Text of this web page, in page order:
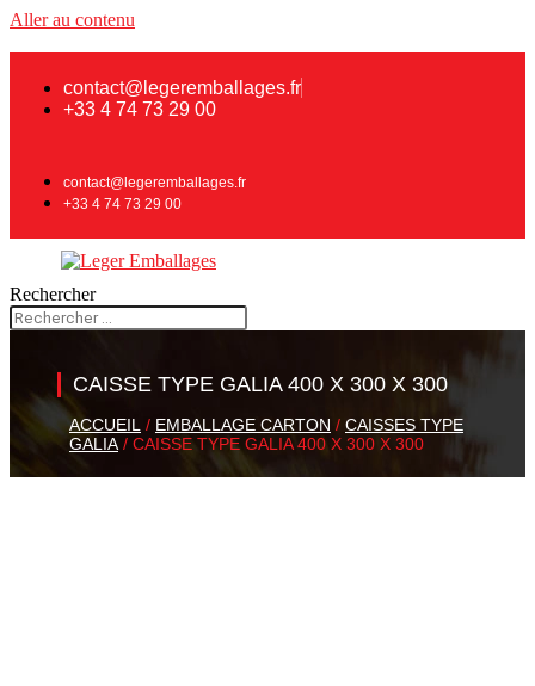
Aller au contenu
contact@legeremballages.fr
+33 4 74 73 29 00
contact@legeremballages.fr
+33 4 74 73 29 00
Rechercher
CAISSE TYPE GALIA 400 X 300 X 300
ACCUEIL / EMBALLAGE CARTON / CAISSES TYPE
GALIA / CAISSE TYPE GALIA 400 X 300 X 300